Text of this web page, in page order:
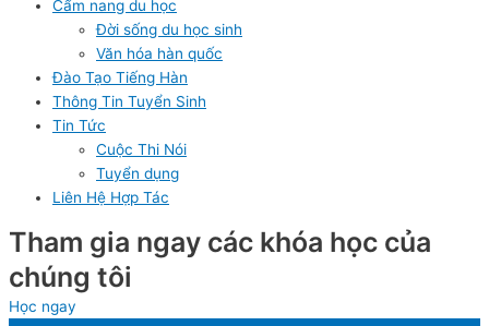
Cẩm nang du học
Đời sống du học sinh
Văn hóa hàn quốc
Đào Tạo Tiếng Hàn
Thông Tin Tuyển Sinh
Tin Tức
Cuộc Thi Nói
Tuyển dụng
Liên Hệ Hợp Tác
Tham gia ngay các khóa học của
chúng tôi
Học ngay